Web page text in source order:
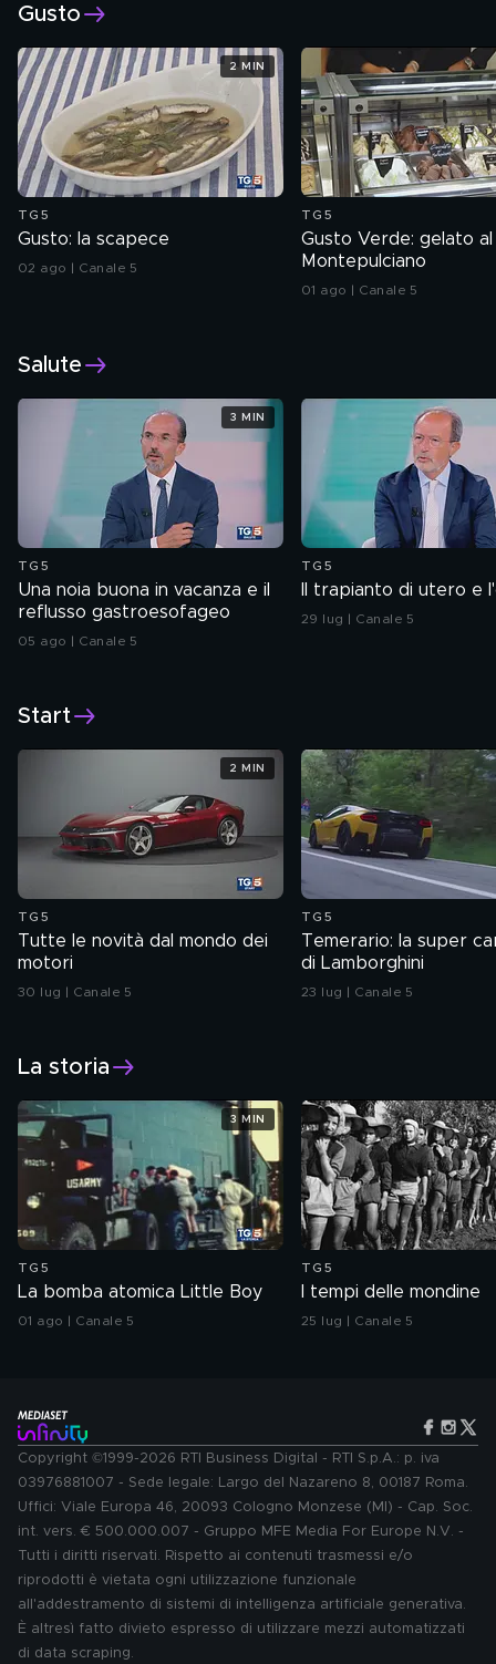
Gusto
TG5
Gusto: la scapece
02 ago | Canale 5
2 MIN
TG5
Gusto Verde: gelato al
Montepulciano
01 ago | Canale 5
Salute
TG5
Una noia buona in vacanza e il
reflusso gastroesofageo
05 ago | Canale 5
3 MIN
TG5
Il trapianto di utero e
29 lug | Canale 5
Start
TG5
Tutte le novità dal mondo dei
motori
30 lug | Canale 5
2 MIN
TG5
Temerario: la super
di Lamborghini
23 lug | Canale 5
La storia
TG5
La bomba atomica Little Boy
01 ago | Canale 5
3 MIN
TG5
I tempi delle mondine
25 lug | Canale 5
Copyright ©1999-2026 RTI Business Digital - RTI S.p.A.: p. iva
03976881007 - Sede legale: Largo del Nazareno 8, 00187 Roma.
Uffici: Viale Europa 46, 20093 Cologno Monzese (MI) - Cap. Soc.
int. vers. € 500.000.007 - Gruppo MFE Media For Europe N.V. -
Tutti i diritti riservati. Rispetto ai contenuti trasmessi e/o
riprodotti è vietata ogni utilizzazione funzionale
all'addestramento di sistemi di intelligenza artificiale generativa.
È altresì fatto divieto espresso di utilizzare mezzi automatizzati
di data scraping.